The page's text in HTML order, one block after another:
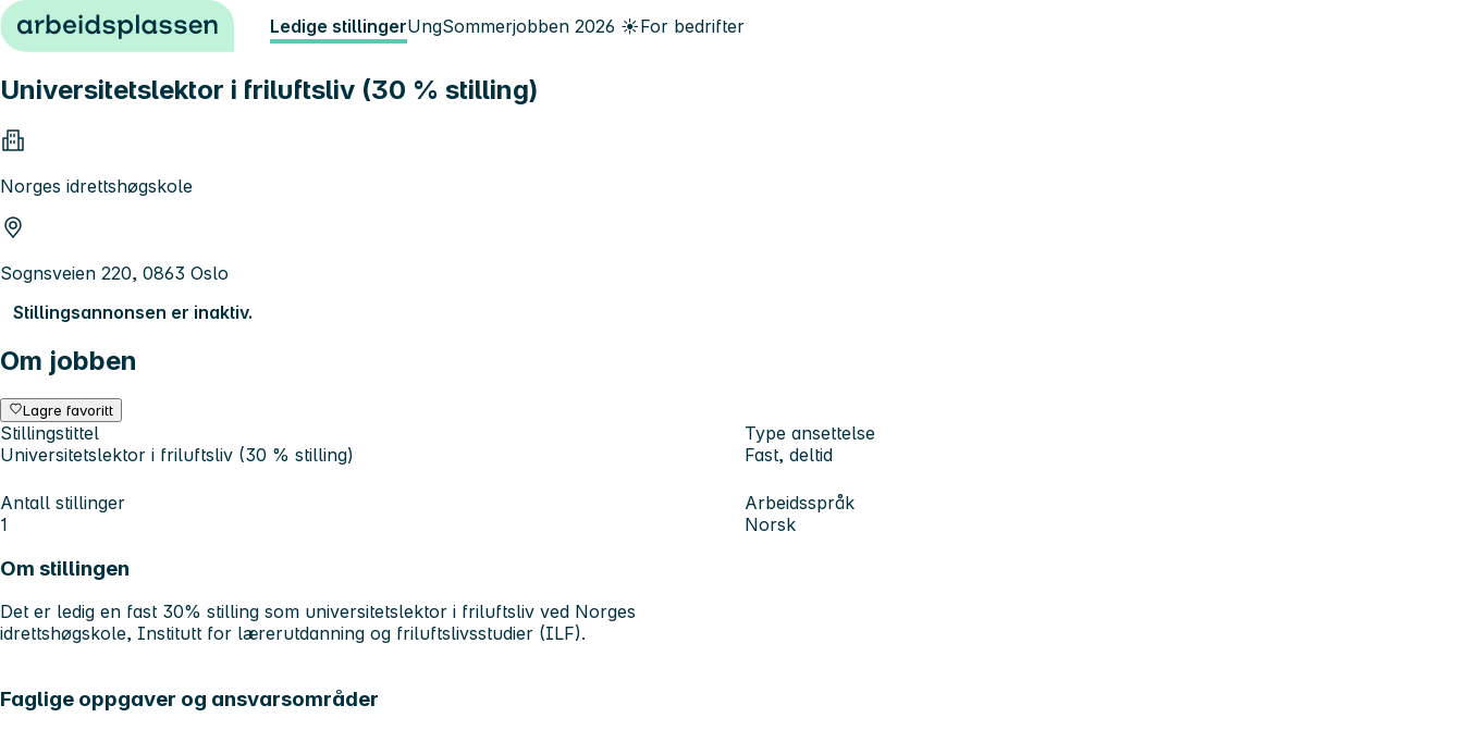
Hopp til innhold Ledige stillingerUngSommerjobben 2026 ☀️For bedrifter
Universitetslektor i friluftsliv (30 % stilling)
Norges idrettshøgskole
Sognsveien 220, 0863 Oslo
Stillingsannonsen er inaktiv.
Om jobben
Lagre favoritt
Stillingstittel
Universitetslektor i friluftsliv (30 % stilling)
Type ansettelse
Fast, deltid
Antall stillinger
1
Arbeidsspråk
Norsk
Om stillingen
Det er ledig en fast 30% stilling som universitetslektor i friluftsliv ved Norges
idrettshøgskole, Institutt for lærerutdanning og friluftslivsstudier (ILF).
Faglige oppgaver og ansvarsområder